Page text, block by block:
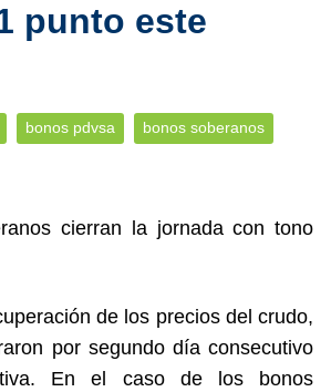
punto este
bonos pdvsa bonos soberanos
cierran la jornada con tono
de los precios del crudo,
por segundo día consecutivo
En el caso de los bonos